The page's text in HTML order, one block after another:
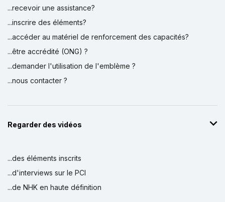
...recevoir une assistance?
...inscrire des éléments?
...accéder au matériel de renforcement des capacités?
...être accrédité (ONG) ?
...demander l'utilisation de l'emblème ?
...nous contacter ?
Regarder des vidéos
...des éléments inscrits
...d'interviews sur le PCI
...de NHK en haute définition